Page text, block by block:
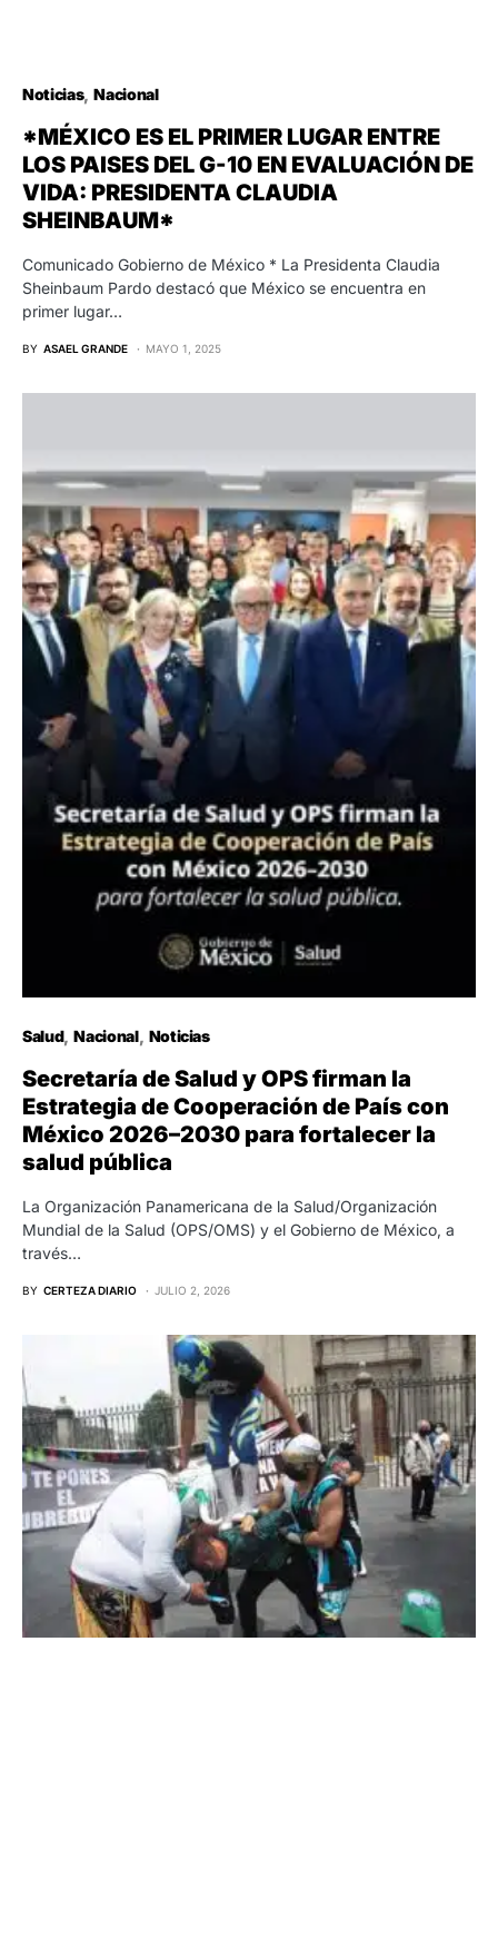
Noticias Nacional
*MÉXICO ES EL PRIMER LUGAR ENTRE
LOS PAISES DEL G-10 EN EVALUACIÓN DE
VIDA: PRESIDENTA CLAUDIA
SHEINBAUM*
Comunicado Gobierno de México * La Presidenta Claudia
Sheinbaum Pardo destacó que México se encuentra en
primer lugar…
BY ASAEL GRANDE MAYO 1, 2025
Salud Nacional Noticias
Secretaría de Salud y OPS firman la
Estrategia de Cooperación de País con
México 2026–2030 para fortalecer la
salud pública
La Organización Panamericana de la Salud/Organización
Mundial de la Salud (OPS/OMS) y el Gobierno de México, a
través…
BY CERTEZA DIARIO JULIO 2, 2026